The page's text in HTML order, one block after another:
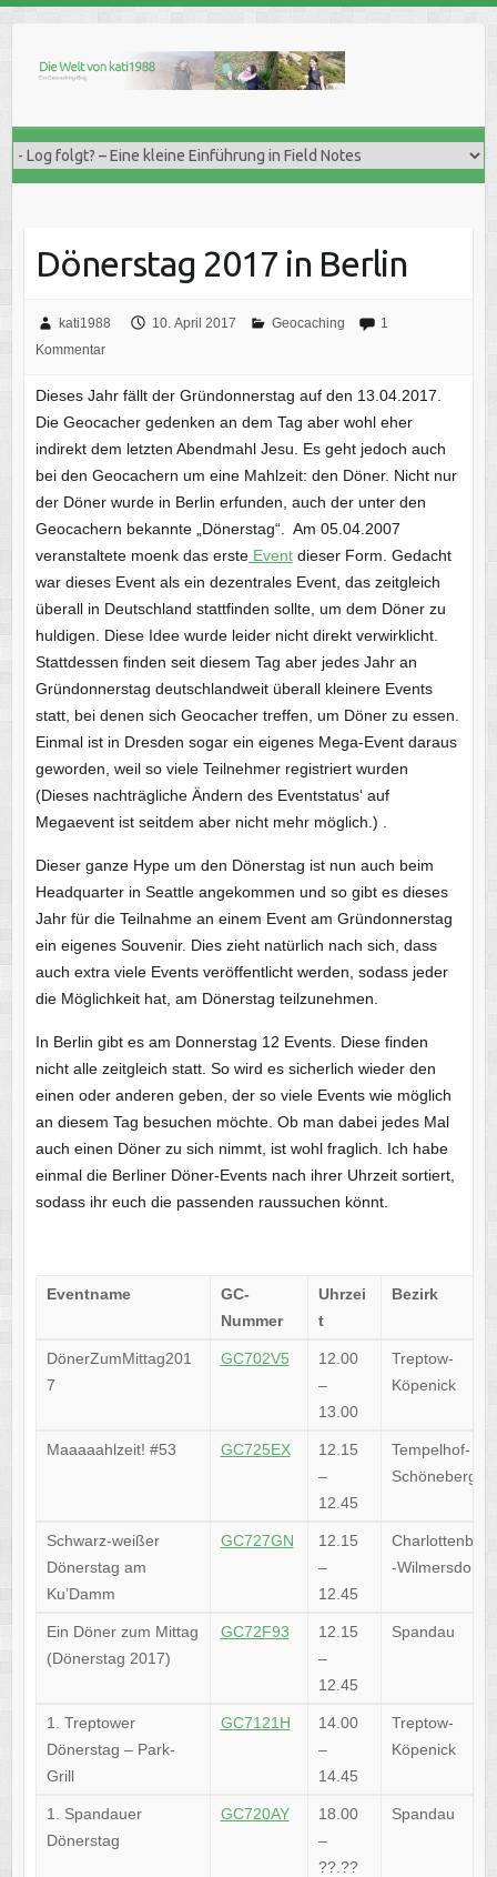
content
Dönerstag 2017 in Berlin
kati1988 10. April 2017 Geocaching
1
Kommentar
Dieses Jahr fällt der Gründonnerstag auf den 13.04.2017.
Die Geocacher gedenken an dem Tag aber wohl eher
indirekt dem letzten Abendmahl Jesu. Es geht jedoch auch
bei den Geocachern um eine Mahlzeit: den Döner. Nicht nur
der Döner wurde in Berlin erfunden, auch der unter den
Geocachern bekannte „Dönerstag“. Am 05.04.2007
veranstaltete moenk das ersteEventdieser Form. Gedacht
war dieses Event als ein dezentrales Event, das zeitgleich
überall in Deutschland stattfinden sollte, um dem Döner zu
huldigen. Diese Idee wurde leider nicht direkt verwirklicht.
Stattdessen finden seit diesem Tag aber jedes Jahr an
Gründonnerstag deutschlandweit überall kleinere Events
statt, bei denen sich Geocacher treffen, um Döner zu essen.
Einmal ist in Dresden sogar ein eigenes Mega-Event daraus
geworden, weil so viele Teilnehmer registriert wurden
(Dieses nachträgliche Ändern des Eventstatus‘ auf
Megaevent ist seitdem aber nicht mehr möglich.) .
Dieser ganze Hype um den Dönerstag ist nun auch beim
Headquarter in Seattle angekommen und so gibt es dieses
Jahr für die Teilnahme an einem Event am Gründonnerstag
ein eigenes Souvenir. Dies zieht natürlich nach sich, dass
auch extra viele Events veröffentlicht werden, sodass jeder
die Möglichkeit hat, am Dönerstag teilzunehmen.
In Berlin gibt es am Donnerstag 12 Events. Diese finden
nicht alle zeitgleich statt. So wird es sicherlich wieder den
einen oder anderen geben, der so viele Events wie möglich
an diesem Tag besuchen möchte. Ob man dabei jedes Mal
auch einen Döner zu sich nimmt, ist wohl fraglich. Ich habe
einmal die Berliner Döner-Events nach ihrer Uhrzeit sortiert,
sodass ihr euch die passenden raussuchen könnt.
Eventname
GC-
Nummer
Uhrzei
t
Bezirk
DönerZumMittag201
7
GC702V5
12.00
–
13.00
Treptow-
Köpenick
Maaaaahlzeit! #53 GC725EX
12.15
–
12.45
Tempelhof-
Schöneberg
Schwarz-weißer
Dönerstag am
Ku’Damm
GC727GN
12.15
–
12.45
Charlottenburg
-Wilmersdorf
Ein Döner zum Mittag
(Dönerstag 2017)
GC72F93
12.15
–
12.45
Spandau
1. Treptower
Dönerstag – Park-
Grill
GC7121H
14.00
–
14.45
Treptow-
Köpenick
1. Spandauer
Dönerstag
GC720AY
18.00
–
??.??
Spandau